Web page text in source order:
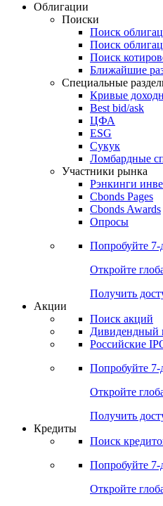
Облигации
Поиски
Поиск
Поиск
Поиск
Ближайшие
Специальные
Кривые
Best bid/ask
ЦФА
ESG
Сукук
Ломбардные
Участники рынка
Рэнкинги
Cbonds Pages
Cbonds Awards
Опросы
Попробуйте
Откройте
Получить
Акции
Поиск акций
Дивидендный
Российские
Попробуйте
Откройте
Получить
Кредиты
Поиск
Попробуйте
Откройте